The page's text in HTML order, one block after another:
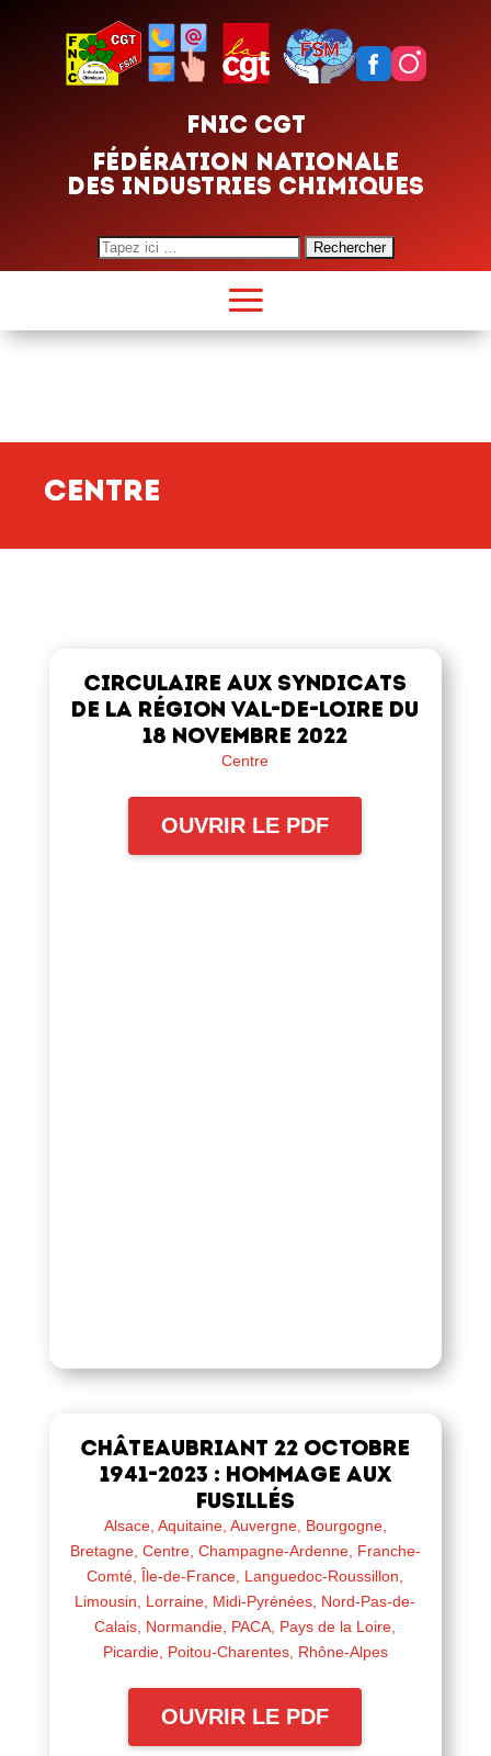
FNIC CGT
FÉDÉRATION NATIONALE
DES INDUSTRIES CHIMIQUES
Search
for:
Centre
Circulaire aux syndicats
de la région Val-de-Loire du
18 novembre 2022
Centre
OUVRIR LE PDF
Châteaubriant 22 octobre
1941-2023 : Hommage aux
fusillés
Alsace, Aquitaine, Auvergne, Bourgogne,
Bretagne, Centre, Champagne-Ardenne, Franche-
Comté Île-de-France Languedoc-Roussillon
Limousin
Lorraine Midi-Pyrénées Nord-Pas-de-
Calais Normandie PACA Pays de la Loire
Picardie, Poitou-Charentes, Rhône-Alpes
OUVRIR LE PDF